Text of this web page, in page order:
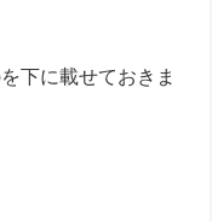
下に載せておきま